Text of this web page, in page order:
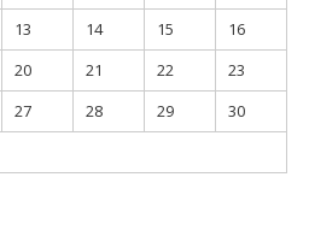
13 14 15
16
20 21 22
23
27 28 29
30